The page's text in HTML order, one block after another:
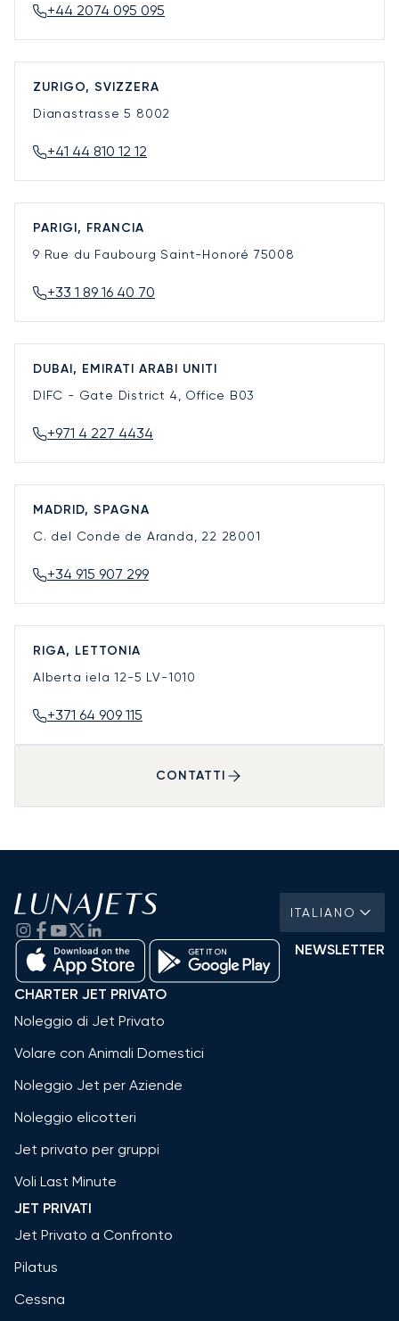
+44 2074 095 095
ZURIGO, SVIZZERA
Dianastrasse 5 8002
+41 44 810 12 12
PARIGI, FRANCIA
9 Rue du Faubourg Saint-Honoré 75008
+33 1 89 16 40 70
DUBAI, EMIRATI ARABI UNITI
DIFC - Gate District 4, Office B03
+971 4 227 4434
MADRID, SPAGNA
C. del Conde de Aranda, 22 28001
+34 915 907 299
RIGA, LETTONIA
Alberta iela 12-5 LV-1010
+371 64 909 115
CONTATTI
ITALIANO
NEWSLETTER
CHARTER JET PRIVATO
Noleggio di Jet Privato
Volare con Animali Domestici
Noleggio Jet per Aziende
Noleggio elicotteri
Jet privato per gruppi
Voli Last Minute
JET PRIVATI
Jet Privato a Confronto
Pilatus
Cessna